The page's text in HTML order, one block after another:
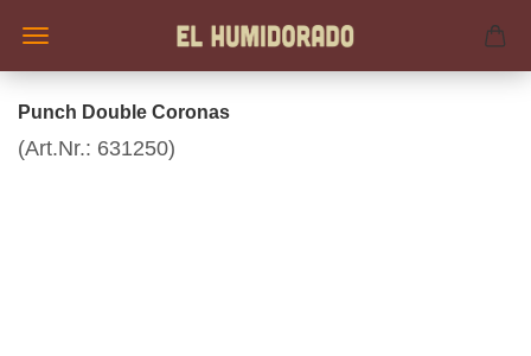
Punch Double Coronas
(Art.Nr.: 631250)